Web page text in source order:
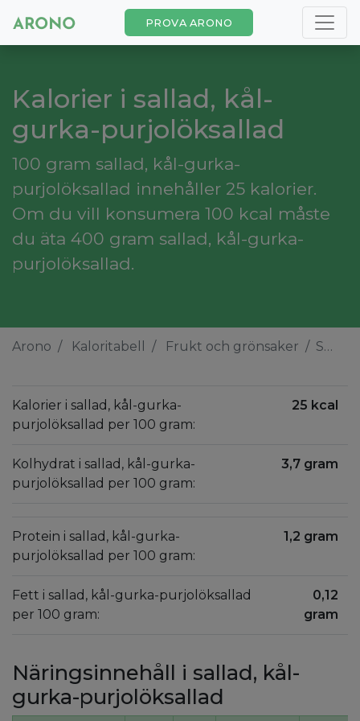
PROVA ARONO
Kalorier i sallad, kål-
gurka-purjolöksallad
100 gram sallad, kål-gurka-
purjolöksallad innehåller 25 kalorier.
Om du vill konsumera 100 kcal måste
du äta 400 gram sallad, kål-gurka-
purjolöksallad.
Arono Kaloritabell Frukt och grönsaker Sallad, kål-gurka-purjolöksallad
Kalorier i sallad, kål-gurka-
purjolöksallad per 100 gram:
25 kcal
Kolhydrat i sallad, kål-gurka-
purjolöksallad per 100 gram:
3,7 gram
Protein i sallad, kål-gurka-
purjolöksallad per 100 gram:
1,2 gram
Fett i sallad, kål-gurka-purjolöksallad
per 100 gram:
0,12
gram
Näringsinnehåll i sallad, kål-
gurka-purjolöksallad